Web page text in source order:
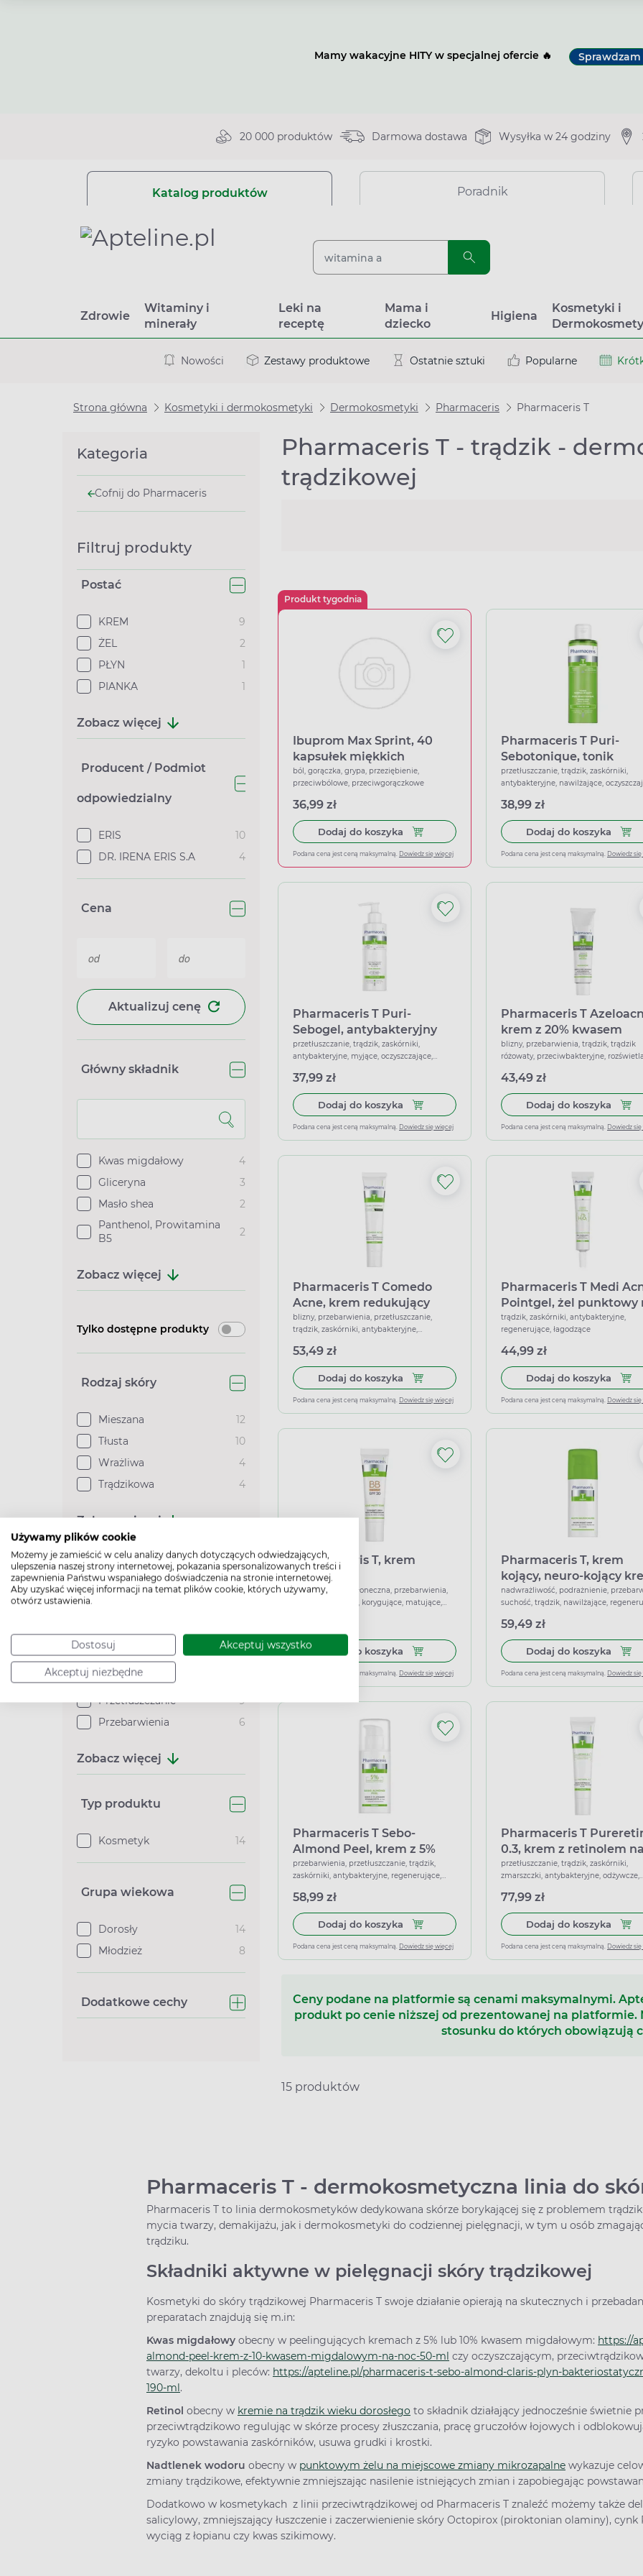
Używamy plików cookie
Możemy je zamieścić w celu analizy danych dotyczących odwiedzających,
ulepszenia naszej strony internetowej, pokazania spersonalizowanych treści i
zapewnienia Państwu wspaniałego doświadczenia na stronie internetowej.
Aby uzyskać więcej informacji na temat plików cookie, których używamy,
otwórz ustawienia.
Dostosuj Akceptuj wszystko
Akceptuj niezbędne
Mamy wakacyjne HITY w specjalnej ofercie 🔥 Sprawdzam
20 000 produktów Darmowa dostawa Wysyłka w 24 godziny
Katalog produktów Poradnik
Zdrowie
Witaminy i
minerały
Leki na
receptę
Mama i
dziecko
Higiena
Kosmetyki i
Nowości Zestawy produktowe Ostatnie sztuki Popularne
Strona główna Kosmetyki i dermokosmetyki Dermokosmetyki Pharmaceris Pharmaceris T
Kategoria
Cofnij do Pharmaceris
Filtruj produkty
Postać
KREM
9
ŻEL
2
PŁYN
1
PIANKA
1
Zobacz więcej
Producent / Podmiot
odpowiedzialny
ERIS
10
DR. IRENA ERIS S.A
4
Cena
Aktualizuj cenę
Główny składnik
Kwas migdałowy
4
Gliceryna
3
Masło shea
2
Panthenol, Prowitamina
B5
2
Zobacz więcej
Tylko dostępne produkty
Rodzaj skóry
Mieszana
12
Tłusta
10
Wrażliwa
4
Trądzikowa
4
Zobacz więcej
Zastosowanie
Trądzik
14
Zaskórniki
Przetłuszczanie
9
Przebarwienia
6
Zobacz więcej
Typ produktu
Kosmetyk 14
Grupa wiekowa
Dorosły
14
Młodzież
8
Dodatkowe cechy
Pharmaceris T - trądzik -
trądzikowej
Produkt tygodnia
Ibuprom Max Sprint, 40
kapsułek miękkich
ból, gorączka, grypa, przeziębienie,
przeciwbólowe, przeciwgorączkowe
36,99 zł
Dodaj do koszyka Dodaj do koszyka Ibuprom Max Sprint, 40
Podana cena jest ceną maksymalną. Dowiedz się więcej
Pharmaceris T Puri-
Sebotonique, tonik
normalizujący, 200 ml
przetłuszczanie, trądzik, zaskórniki,
antybakteryjne, nawilżające,
38,99 zł
Dodaj do koszyka
Podana cena jest ceną maksymalną. Dowiedz
Pharmaceris T Puri-
Sebogel, antybakteryjny
żel myjący do twarzy, 190
ml
przetłuszczanie, trądzik, zaskórniki,
antybakteryjne, myjące, oczyszczające,
37,99 zł
Dodaj do koszyka Dodaj do koszyka Pharmaceris T Puri-Sebogel,
Podana cena jest ceną maksymalną. Dowiedz się więcej
Pharmaceris T
krem z 20% kwasem
azelainowym, 25 ml
blizny, przebarwienia, trądzik, trądzik
różowaty, przeciwbakteryjne,
43,49 zł
Dodaj do koszyka
Podana cena jest ceną maksymalną. Dowiedz
Pharmaceris T Comedo
Acne, krem redukujący
niedoskonałości i
zaskórniki, 40 ml
blizny, przebarwienia, przetłuszczanie,
trądzik, zaskórniki, antybakteryjne,
53,49 zł
Dodaj do koszyka Dodaj do koszyka Pharmaceris T Comedo
Podana cena jest ceną maksymalną. Dowiedz się więcej
Pharmaceris T Medi
Pointgel, żel punktowy
miejscowe zmiany
mikrozapalne, 10 ml
trądzik, zaskórniki, antybakteryjne,
regenerujące, łagodzące
44,99 zł
Dodaj do koszyka
Podana cena jest ceną maksymalną. Dowiedz
Pharmaceris T, krem
tonujący
przeciwtrądzikowy, SPF 30,
natural, 30 ml
ochrona przeciwsłoneczna, przebarwienia,
trądzik, zaskórniki, korygujące, matujące,
Dodaj do koszyka Dodaj do koszyka Pharmaceris T, krem
Podana cena jest ceną maksymalną. Dowiedz się więcej
Pharmaceris T, krem
kojący, neuro-kojący
odbudowujący funkcje
barierowe do twarzy,
nadwrażliwość, podrażnienie,
suchość, trądzik, nawilżające,
59,49 zł
Dodaj do koszyka
Podana cena jest ceną maksymalną. Dowiedz
Pharmaceris T Sebo-
Almond Peel, krem z 5%
kwasem migdałowym na
noc, 50 ml
przebarwienia, przetłuszczanie, trądzik,
zaskórniki, antybakteryjne, regenerujące,
58,99 zł
Dodaj do koszyka Dodaj do koszyka Pharmaceris T Sebo-Almond
Podana cena jest ceną maksymalną. Dowiedz się więcej
Pharmaceris T
0.3, krem z retinolem na
trądzik wieku dorosłego
noc, 40 ml
przetłuszczanie, trądzik, zaskórniki,
zmarszczki, antybakteryjne, odżywcze,
77,99 zł
Dodaj do koszyka
Podana cena jest ceną maksymalną. Dowiedz
Ceny podane na platformie są cenami maksymalnymi.
produkt po cenie niższej od prezentowanej na
stosunku do których obowiązują
15 produktów
Pharmaceris T - dermokosmetyczna linia do
Pharmaceris T to linia dermokosmetyków dedykowana skórze borykającej się z problemem
mycia twarzy, demakijażu, jak i dermokosmetyki do codziennej pielęgnacji, w tym u osób
trądziku.
Składniki aktywne w pielęgnacji skóry trądzikowej
Kosmetyki do skóry trądzikowej Pharmaceris T swoje działanie opierają na skutecznych i
preparatach znajdują się m.in:
Kwas migdałowy obecny w peelingujących kremach z 5% lub 10% kwasem migdałowym: https://
almond-peel-krem-z-10-kwasem-migdalowym-na-noc-50-ml czy oczyszczającym,
twarzy, dekoltu i pleców: https://apteline.pl/pharmaceris-t-sebo-almond-claris-plyn-
190-ml.
Retinol obecny w kremie na trądzik wieku dorosłego to składnik działający jednocześnie świetnie
przeciwtrądzikowo regulując w skórze procesy złuszczania, pracę gruczołów łojowych i
ryzyko powstawania zaskórników, usuwa grudki i krostki.
Nadtlenek wodoru obecny w punktowym żelu na miejscowe zmiany mikrozapalne wykazuje
zmiany trądzikowe, efektywnie zmniejszając nasilenie istniejących zmian i zapobiegając
Dodatkowo w kosmetykach z linii przeciwtrądzikowej od Pharmaceris T znaleźć możemy także
salicylowy, zmniejszający łuszczenie i zaczerwienienie skóry Octopirox (piroktonian olaminy),
wyciąg z łopianu czy kwas szikimowy.